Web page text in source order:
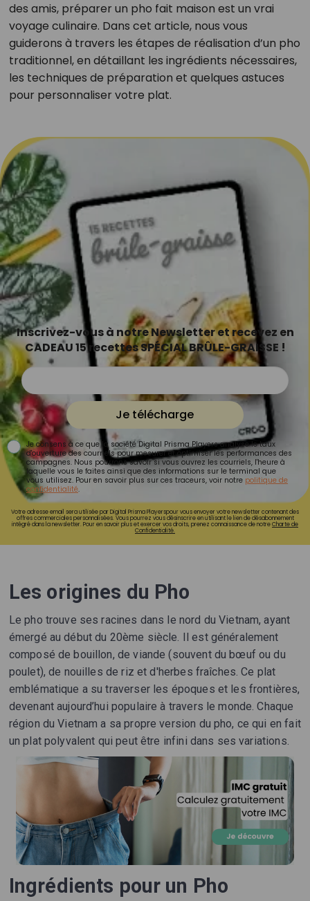
des amis, préparer un pho fait maison est un vrai
voyage culinaire. Dans cet article, nous vous
guiderons à travers les étapes de réalisation d’un pho
traditionnel, en détaillant les ingrédients nécessaires,
les techniques de préparation et quelques astuces
pour personnaliser votre plat.
Inscrivez-vous à notre Newsletter et recevez en
CADEAU 15 recettes SPÉCIAL BRÛLE-GRAISSE !
Je télécharge
Je consens à ce que la société Digital Prisma Players analyse le taux
d'ouverture des courriels pour mesurer et optimiser les performances des
campagnes. Nous pourrons savoir si vous ouvrez les courriels, l'heure à
laquelle vous le faites ainsi que des informations sur le terminal que
vous utilisez. Pour en savoir plus sur ces traceurs, voir notre politique de
confidentialité.
Votre adresse email sera utilisée par Digital Prisma Playerspour vous envoyer votre newsletter contenant des
offres commerciales personnalisées. Vous pourrez vous désinscrire en utilisant le lien de désabonnement
intégré dans la newsletter. Pour en savoir plus et exercer vos droits, prenez connaissance de notreCharte de
Confidentialité.
Les origines du Pho
Le pho trouve ses racines dans le nord du Vietnam, ayant
émergé au début du 20ème siècle. Il est généralement
composé de bouillon, de viande (souvent du bœuf ou du
poulet), de nouilles de riz et d'herbes fraîches. Ce plat
emblématique a su traverser les époques et les frontières,
devenant aujourd’hui populaire à travers le monde. Chaque
région du Vietnam a sa propre version du pho, ce qui en fait
un plat polyvalent qui peut être infini dans ses variations.
Ingrédients pour un Pho